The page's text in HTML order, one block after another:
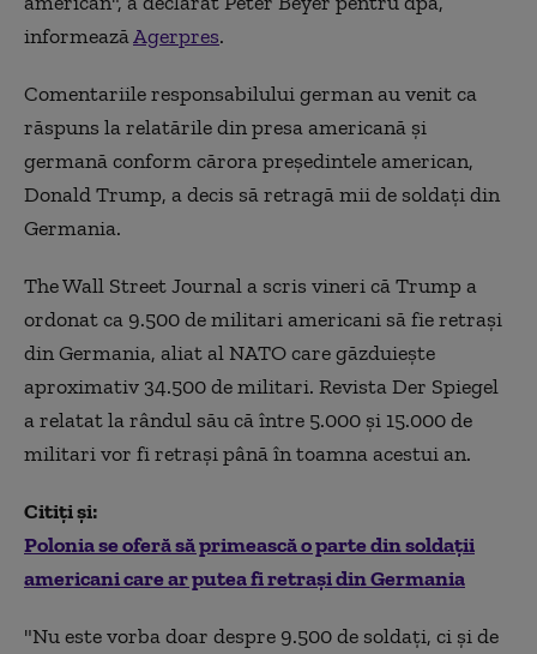
informeazăAgerpres.
Comentariile responsabilului german au venit ca
răspuns la relatările din presa americană şi
germană conform cărora preşedintele american,
Donald Trump, a decis să retragă mii de soldaţi din
Germania.
The Wall Street Journal a scris vineri că Trump a
ordonat ca 9.500 de militari americani să fie retraşi
din Germania, aliat al NATO care găzduieşte
aproximativ 34.500 de militari. Revista Der Spiegel
a relatat la rândul său că între 5.000 şi 15.000 de
militari vor fi retraşi până în toamna acestui an.
Citiți și:
Polonia se oferă să primească o parte din soldaţii
americani care ar putea fi retraşi din Germania
"Nu este vorba doar despre 9.500 de soldaţi, ci şi de